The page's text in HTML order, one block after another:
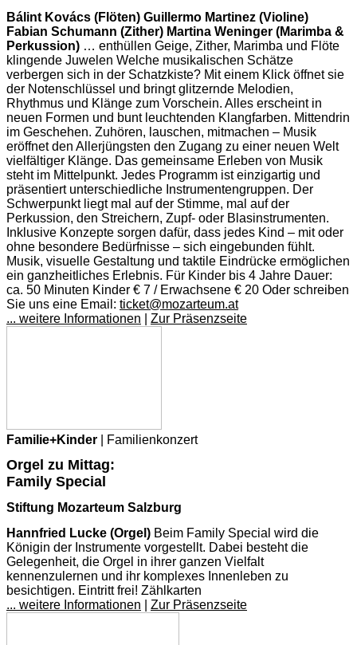
Bálint Kovács (Flöten) Guillermo Martinez (Violine)
Fabian Schumann (Zither) Martina Weninger (Marimba &
Perkussion) … enthüllen Geige, Zither, Marimba und Flöte
klingende Juwelen Welche musikalischen Schätze
verbergen sich in der Schatzkiste? Mit einem Klick öffnet sie
der Notenschlüssel und bringt glitzernde Melodien,
Rhythmus und Klänge zum Vorschein. Alles erscheint in
neuen Formen und bunt leuchtenden Klangfarben. Mittendrin
im Geschehen. Zuhören, lauschen, mitmachen – Musik
eröffnet den Allerjüngsten den Zugang zu einer neuen Welt
vielfältiger Klänge. Das gemeinsame Erleben von Musik
steht im Mittelpunkt. Jedes Programm ist einzigartig und
präsentiert unterschiedliche Instrumentengruppen. Der
Schwerpunkt liegt mal auf der Stimme, mal auf der
Perkussion, den Streichern, Zupf- oder Blasinstrumenten.
Inklusive Konzepte sorgen dafür, dass jedes Kind – mit oder
ohne besondere Bedürfnisse – sich eingebunden fühlt.
Musik, visuelle Gestaltung und taktile Eindrücke ermöglichen
ein ganzheitliches Erlebnis. Für Kinder bis 4 Jahre Dauer:
ca. 50 Minuten Kinder € 7 / Erwachsene € 20 Oder schreiben
Sie uns eine Email: ticket@mozarteum.at
... weitere Informationen
Zur Präsenzseite
Familie+Kinder | Familienkonzert
Orgel zu Mittag:
Family Special
Stiftung Mozarteum Salzburg
Hannfried Lucke (Orgel) Beim Family Special wird die
Königin der Instrumente vorgestellt. Dabei besteht die
Gelegenheit, die Orgel in ihrer ganzen Vielfalt
kennenzulernen und ihr komplexes Innenleben zu
besichtigen. Eintritt frei! Zählkarten
... weitere Informationen
Zur Präsenzseite